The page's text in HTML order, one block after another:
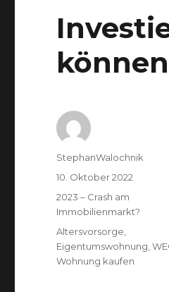
Autor
StephanWalochnik
Veröffentlicht
am
10. Oktober 2022
Kategorien
2023 – Crash am
Immobilienmarkt?
Schlagwörter
Altersvorsorge,
Eigentumswohnung,
Wohnung kaufen